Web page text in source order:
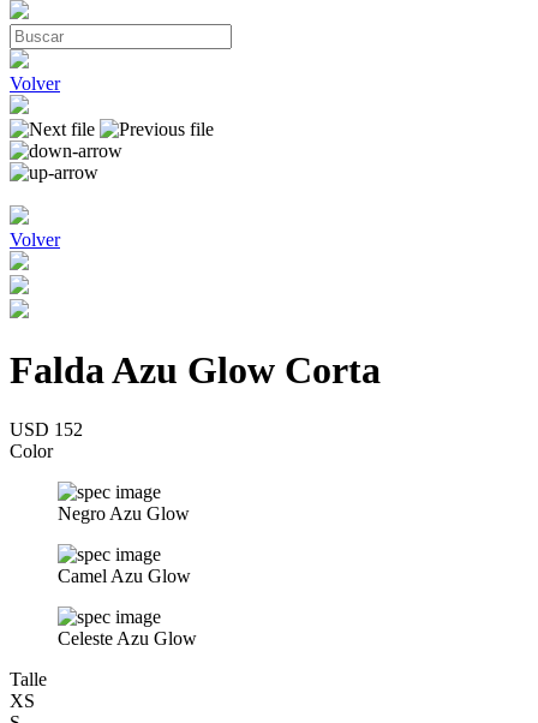
Volver
Volver
Falda Azu Glow Corta
USD 152
Color
Negro Azu Glow
Camel Azu Glow
Celeste Azu Glow
Talle
XS